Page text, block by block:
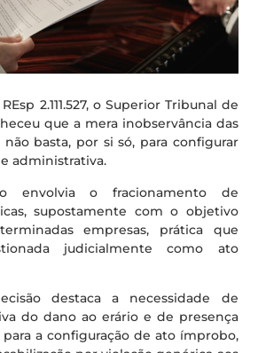
2.111.527, o Superior Tribunal de
que a mera inobservância das
basta, por si só, para configurar
administrativa.
envolvia o fracionamento de
supostamente com o objetivo
empresas, prática que
judicialmente como ato
destaca a necessidade de
do dano ao erário e de presença
a configuração de ato ímprobo,